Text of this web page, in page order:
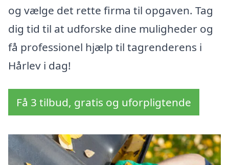
og vælge det rette firma til opgaven. Tag
dig tid til at udforske dine muligheder og
få professionel hjælp til tagrenderens i
Hårlev i dag!
Få 3 tilbud, gratis og uforpligtende